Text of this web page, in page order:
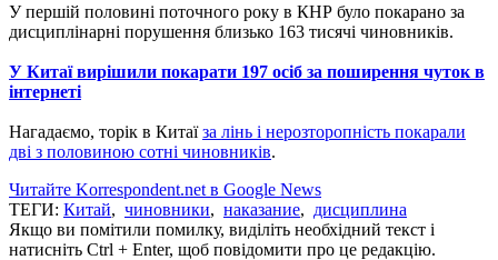
У першій половині поточного року в КНР було покарано за
дисциплінарні порушення близько 163 тисячі чиновників.
У Китаї вирішили покарати 197 осіб за поширення чуток в
інтернеті
Нагадаємо, торік в Китаїза лінь і нерозторопність покарали
дві з половиною сотні чиновників.
Читайте Korrespondent.net в Google News
ТЕГИ: Китай, чиновники, наказание, дисциплина
Якщо ви помітили помилку, виділіть необхідний текст і
натисніть Ctrl + Enter, щоб повідомити про це редакцію.